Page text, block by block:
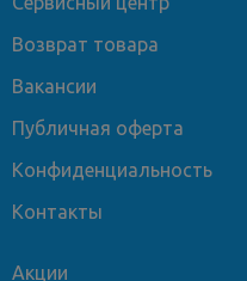
Возврат товара
Вакансии
Публичная оферта
Конфиденциальность
Контакты
Акции